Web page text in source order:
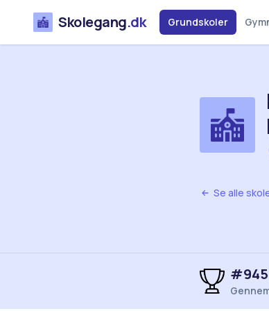
Skolegang.dk Grundskoler
Se alle
#945